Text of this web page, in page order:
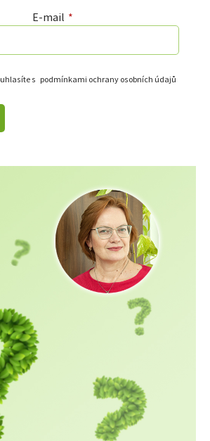
E-mail
s podmínkami ochrany osobních údajů